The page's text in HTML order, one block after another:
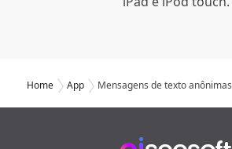
Home App Mensagens de texto anônimas